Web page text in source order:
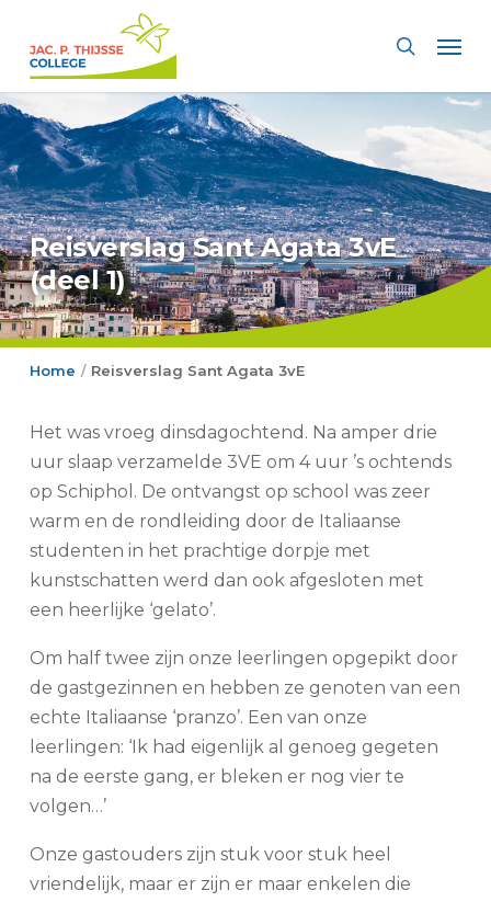
main
content
search
Reisverslag Sant Agata 3vE
(deel 1)
Home / Reisverslag Sant Agata 3vE
Het was vroeg dinsdagochtend. Na amper drie
uur slaap verzamelde 3VE om 4 uur ’s ochtends
op Schiphol. De ontvangst op school was zeer
warm en de rondleiding door de Italiaanse
studenten in het prachtige dorpje met
kunstschatten werd dan ook afgesloten met
een heerlijke ‘gelato’.
Om half twee zijn onze leerlingen opgepikt door
de gastgezinnen en hebben ze genoten van een
echte Italiaanse ‘pranzo’. Een van onze
leerlingen: ‘Ik had eigenlijk al genoeg gegeten
na de eerste gang, er bleken er nog vier te
volgen…’
Onze gastouders zijn stuk voor stuk heel
vriendelijk, maar er zijn er maar enkelen die